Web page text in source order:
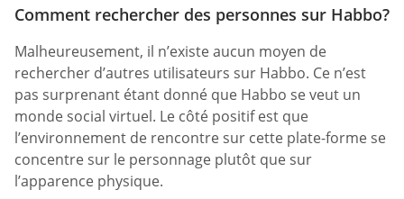
Comment rechercher des personnes sur Habbo?
Malheureusement, il n’existe aucun moyen de
rechercher d’autres utilisateurs sur Habbo. Ce n’est
pas surprenant étant donné que Habbo se veut un
monde social virtuel. Le côté positif est que
l’environnement de rencontre sur cette plate-forme se
concentre sur le personnage plutôt que sur
l’apparence physique.